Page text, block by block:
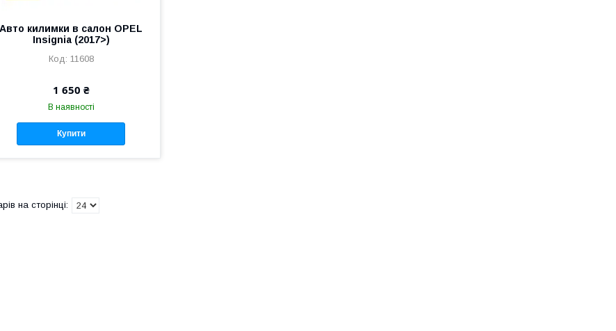
Авто килимки в салон OPEL
Insignia (2017>)
11608
1 650 ₴
В наявності
Купити